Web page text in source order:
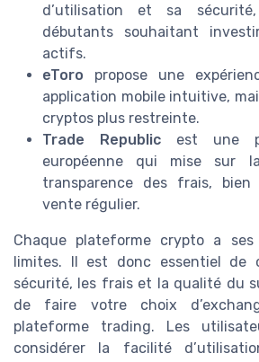
d’utilisation et sa
débutants souhaitant
actifs.
eToro propose une
application mobile intuitive,
cryptos plus restreinte.
Trade Republic est une
européenne qui mise sur
transparence des frais, bien
vente régulier.
Chaque plateforme crypto a
limites. Il est donc essentiel de
sécurité, les frais et la qualité du
de faire votre choix
plateforme trading. Les
considérer la facilité